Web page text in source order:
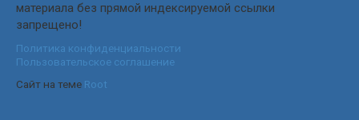
материала без прямой индексируемой ссылки
запрещено!
Политика конфиденциальности
Пользовательское соглашение
Сайт на теме Root